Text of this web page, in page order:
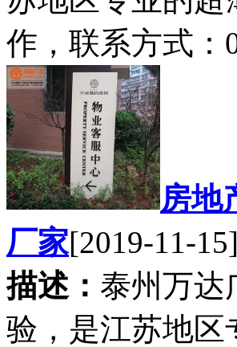
作，联系方式：
房地
厂家[2019-11-15]
描述： 泰州万达
验，是江苏地区